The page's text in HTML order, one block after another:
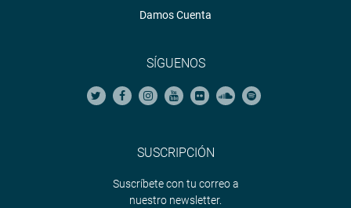
Damos Cuenta
SÍGUENOS
SUSCRIPCIÓN
Suscríbete con tu correo a
nuestro newsletter.